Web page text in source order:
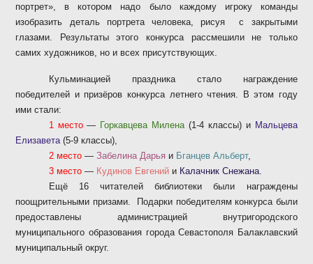
портрет», в котором надо было каждому игроку команды
изобразить деталь портрета человека, рисуя
с закрытыми
глазами. Результаты этого конкурса рассмешили не только
самих художников, но и всех присутствующих.
Кульминацией праздника стало награждение
победителей и призёров конкурса летнего чтения. В этом году
ими стали:
1 место— Горкавцева Милена (1-4 классы) и Мальцева
Елизавета (5-9 классы),
2 место— Забелина Дарья и Бганцев Альберт,
3 место— Кудинов Евгенийи Калачник Снежана.
Ещё 16 читателей библиотеки были награждены
поощрительными призами.
Подарки победителям конкурса были
предоставлены администрацией внутригородского
муниципального образования города Севастополя Балаклавский
муниципальный округ.